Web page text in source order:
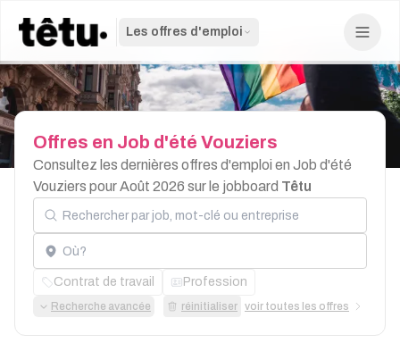
Les offres d'emploi
Offres en Job d'été Vouziers
Consultez les dernières offres d'emploi en Job d'été
Vouziers pour Août 2026 sur le jobboard Têtu
Rechercher par job, mot-clé ou entreprise
Localisation
Contrat de travail Profession
Recherche avancée réinitialiser voir toutes les offres